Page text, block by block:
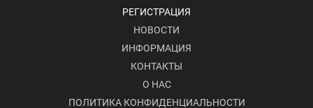
РЕГИСТРАЦИЯ
НОВОСТИ
ИНФОРМАЦИЯ
КОНТАКТЫ
О НАС
ПОЛИТИКА КОНФИДЕНЦИАЛЬНОСТИ